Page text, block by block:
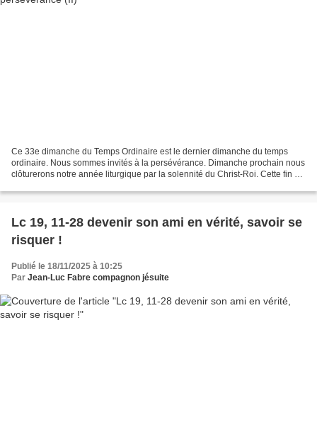
Ce 33e dimanche du Temps Ordinaire est le dernier dimanche du temps
ordinaire. Nous sommes invités à la persévérance. Dimanche prochain nous
clôturerons notre année liturgique par la solennité du Christ-Roi. Cette fin de
Lc 19, 11-28 devenir son ami en vérité, savoir se
risquer !
Publié le 18/11/2025 à 10:25
Par Jean-Luc Fabre compagnon jésuite